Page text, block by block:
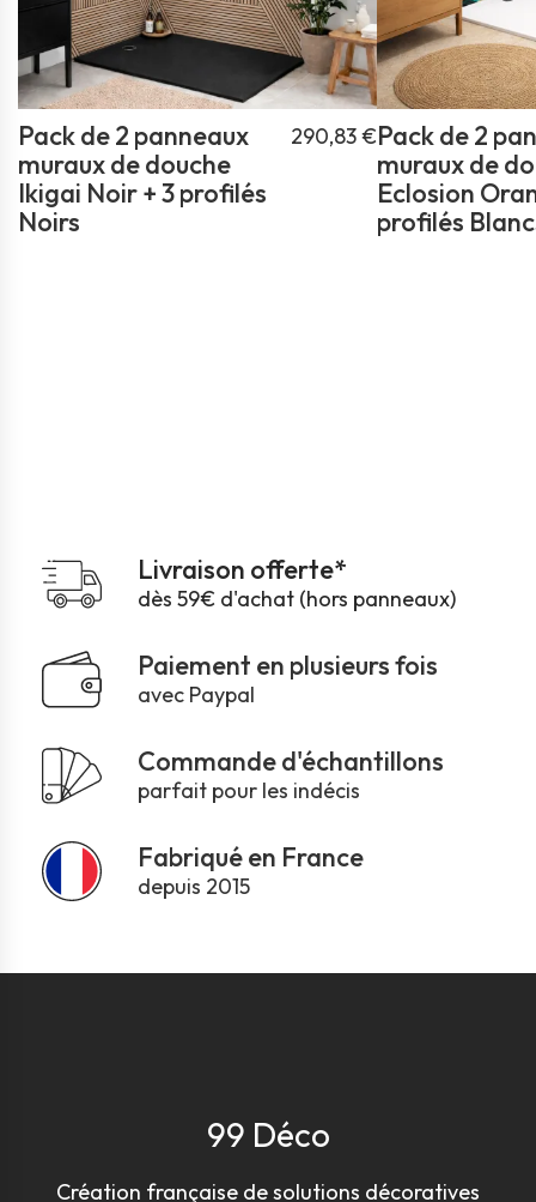
Pack de 2 panneaux
muraux de douche
Ikigai Noir + 3 profilés
Noirs
290,83 €Pack de 2
muraux de
Eclosion
profilés
Livraison offerte*
dès 59€ d'achat (hors panneaux)
Paiement en plusieurs fois
avec Paypal
Commande d'échantillons
parfait pour les indécis
Fabriqué en France
depuis 2015
99 Déco
Création française de solutions décoratives